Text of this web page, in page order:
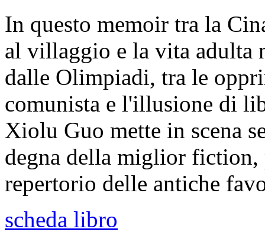
In questo memoir tra la
al villaggio e la vita adulta
dalle Olimpiadi, tra le
comunista e l'illusione di
Xiolu Guo mette in scena
degna della miglior fiction,
repertorio delle antiche
scheda libro